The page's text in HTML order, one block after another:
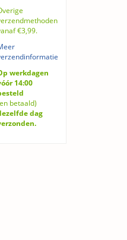
€3,99.
werkdagen
14:00
betaald)
dag